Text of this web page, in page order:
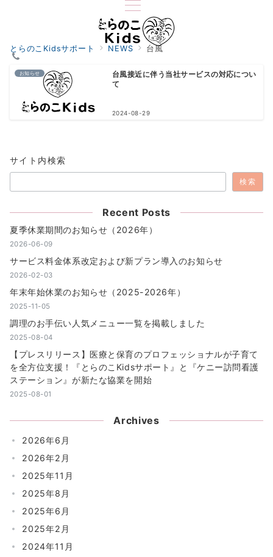
とらのこKidsサポート NEWS 台風
お知らせ
台風接近に伴う当社サービスの対応につい
て
2024-08-29
サイト内検索
検索
Recent Posts
夏季休業期間のお知らせ（2026年）
2026-06-09
サービス料金体系改定および新プラン導入のお知らせ
2026-02-03
年末年始休業のお知らせ（2025-2026年）
2025-11-05
調理のお手伝い人気メニュー一覧を掲載しました
2025-08-04
【プレスリリース】医療と保育のプロフェッショナルが子育て
を全方位支援！『とらのこKidsサポート』と『ケニー訪問看護
ステーション』が新たな協業を開始
2025-08-01
Archives
2026年6月
2026年2月
2025年11月
2025年8月
2025年6月
2025年2月
2024年11月